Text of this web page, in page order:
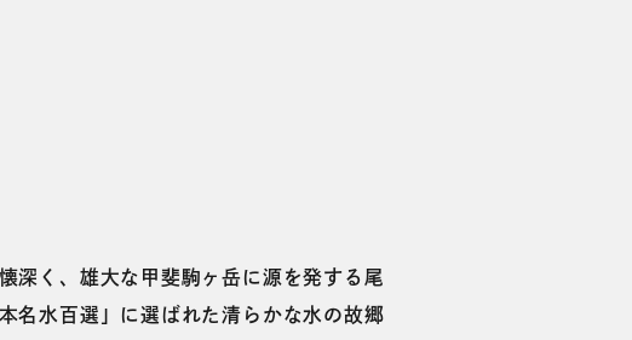
深く、雄大な甲斐駒ヶ岳に源を発する尾
名水百選」に選ばれた清らかな水の故郷